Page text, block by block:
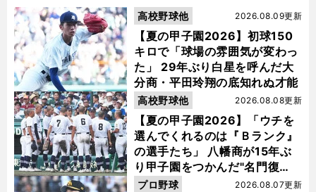
【夏の甲子園2026】初球150
キロで「球場の雰囲気が変わっ
た」 29年ぶり白星を呼んだ大
分商・平田玲翔の底知れぬ才能
2026.08.09更新
高校野球他
【夏の甲子園2026】「ウチを
選んでくれるのは『Ｂランク』
の選手たち」 八幡商が15年ぶ
り甲子園をつかんだ"名門復
活"の舞台裏
2026.08.08更新
高校野球他
2026.08.07更新
プロ野球